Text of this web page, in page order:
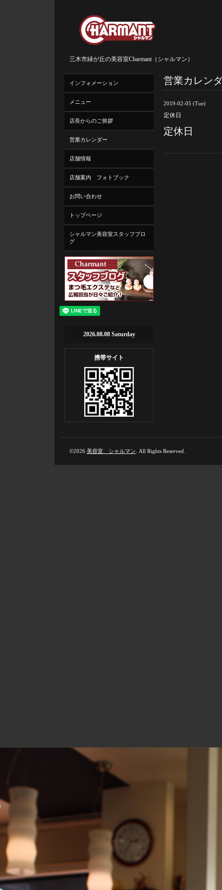
三木市緑が丘の美容室Charmant（シャルマン）
営業カレン
2019-02-05 (Tue)
定休日
定休日
インフォメーション
メニュー
店長からのご挨拶
営業カレンダー
店舗情報
店舗案内 フォトブック
お問い合わせ
トップページ
シャルマン美容室スタッフブロ
グ
2026.08.08 Saturday
携帯サイト
©2026 美容室 シャルマン . All Rights Reserved.